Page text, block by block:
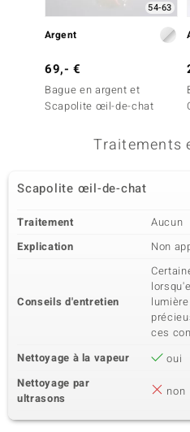
54-63
Argent
69,- €
Bague en argent et
Scapolite œil-de-chat
Traitements
Scapolite œil-de-chat
Traitement
Aucun
Explication
Non
Conseils d'entretien
ces
Nettoyage à la vapeur
oui
Nettoyage par
ultrasons
non